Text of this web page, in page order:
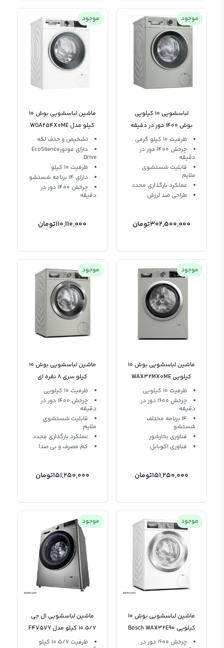
موجود
لباسشویی 10 کیلویی
بوش 1400 دور در دقیقه
WGA254XVME
ظرفیت 10 کیلو گرمی
چرخش 1400 دور در
دقیقه
قابلیت شستشوی
ملایم
عملکرد بارگذاری مجدد
طراحی ضد لرزش
302,500,000تومان
موجود
ماشین لباسشویی بوش 10
کیلو مدل WGA254X0ME
سری 4
تشخیص و حذف لکه
دارای موتورEcoSilence
Drive
ظرفیت 10 کیلو
دارای 14 برنامه شستشو
چرخش 1400 دور در
دقیقه
110,110,000تومان
موجود
ماشین لباسشویی بوش 10
کیلویی WAX32MX0ME
سری 8ظرفیت 10 کیلویی
چرخش 1600 دور در
دقیقه
14 برنامه مختلف
شستشو
فناوری بخارشور
فناوری اکوبابل
151,250,000تومان
موجود
ماشین لباسشویی بوش 10
کیلو سری 8 نقره ای
WAV28MX0ME
ظرفیت 10 کیلویی
چرخش 1400 دور در
دقیقه
قابلیت شستشوی
ملایم
عملکرد بارگذاری مجدد
کم مصرف و بی صدا
151,250,000تومان
موجود
ماشین لباسشویی بوش 10
کیلویی Bosch WAX32E90
چرخش 1600 دور در
موجود
ماشین لباسشویی ال جی
10.5/7 کیلو مدل F4V5VY
ظرفیت 10.5/7 کیلو